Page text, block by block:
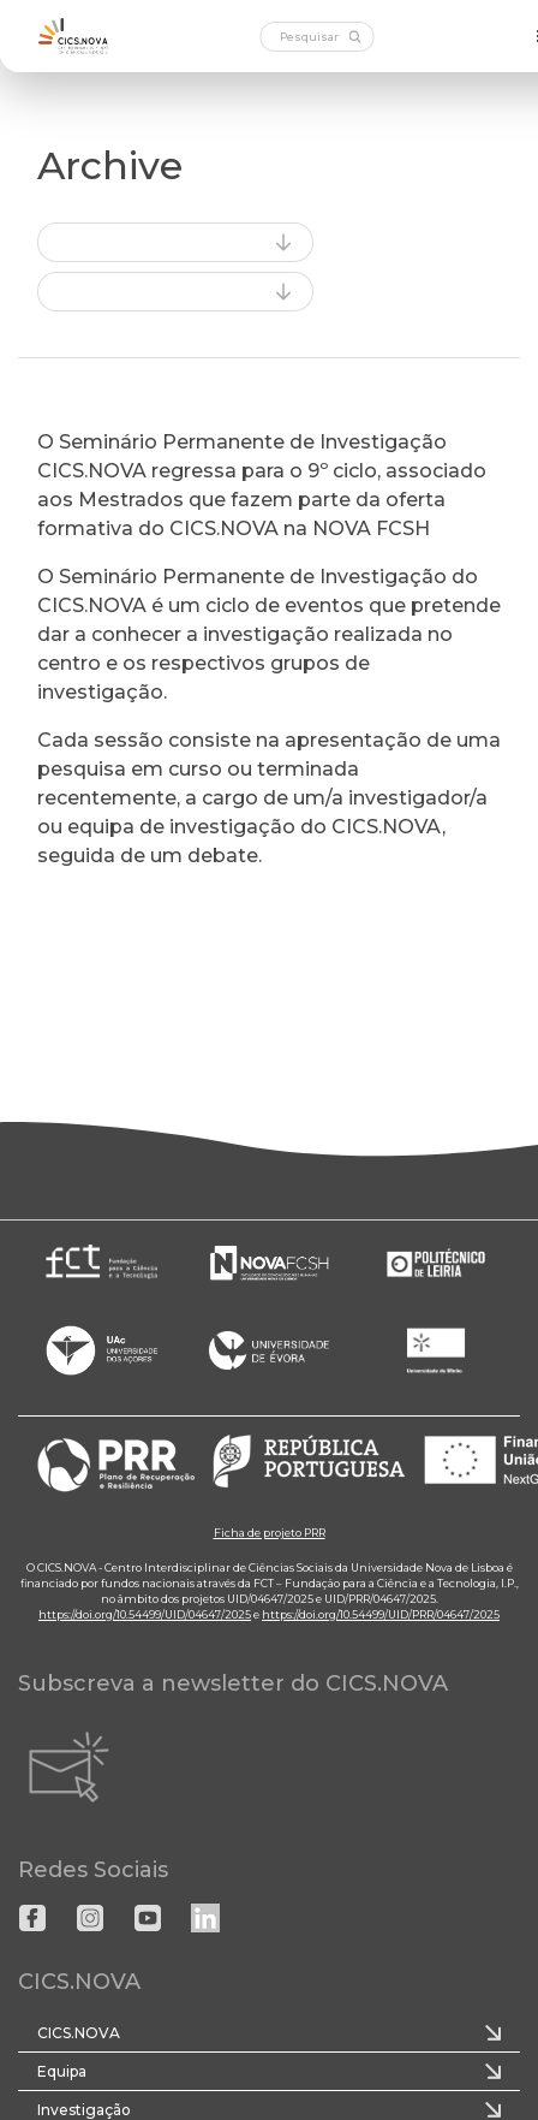
Archive
O Seminário Permanente de Investigação
CICS.NOVA regressa para o 9º ciclo, associado
aos Mestrados que fazem parte da oferta
formativa do CICS.NOVA na NOVA FCSH
O Seminário Permanente de Investigação do
CICS.NOVA é um ciclo de eventos que pretende
dar a conhecer a investigação realizada no
centro e os respectivos grupos de
investigação.
Cada sessão consiste na apresentação de uma
pesquisa em curso ou terminada
recentemente, a cargo de um/a investigador/a
ou equipa de investigação do CICS.NOVA,
seguida de um debate.
Ficha de projeto PRR
O CICS.NOVA - Centro Interdisciplinar de Ciências Sociais da Universidade Nova de Lisboa é
financiado por fundos nacionais através da FCT – Fundação para a Ciência e a Tecnologia, I.P.,
no âmbito dos projetos UID/04647/2025 e UID/PRR/04647/2025.
https://doi.org/10.54499/UID/04647/2025e https://doi.org/10.54499/UID/PRR/04647/2025
Subscreva a newsletter do CICS.NOVA
Redes Sociais
CICS.NOVA
CICS.NOVA
Equipa
Investigação